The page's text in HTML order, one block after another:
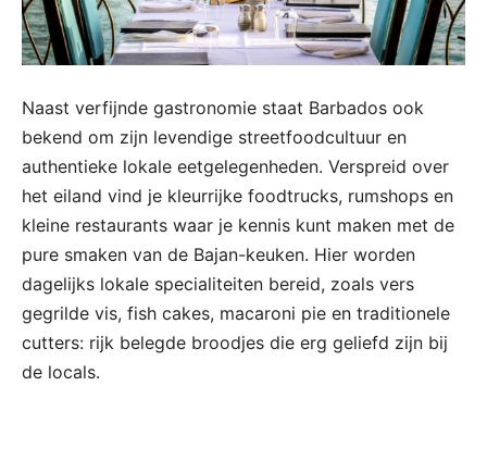
Naast verfijnde gastronomie staat Barbados ook
bekend om zijn levendige streetfoodcultuur en
authentieke lokale eetgelegenheden. Verspreid over
het eiland vind je kleurrijke foodtrucks, rumshops en
kleine restaurants waar je kennis kunt maken met de
pure smaken van de Bajan-keuken. Hier worden
dagelijks lokale specialiteiten bereid, zoals vers
gegrilde vis, fish cakes, macaroni pie en traditionele
cutters: rijk belegde broodjes die erg geliefd zijn bij
de locals.